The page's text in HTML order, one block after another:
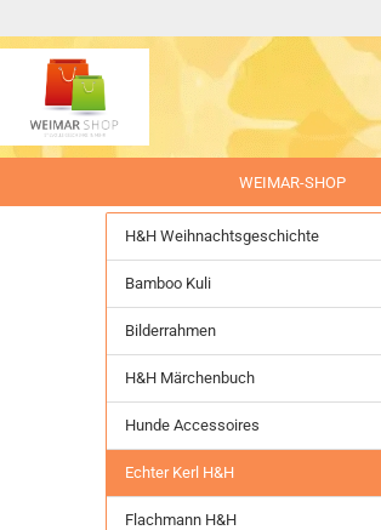
WEIMAR-SHOP
H&H Weihnachtsgeschichte
Bamboo Kuli
Bilderrahmen
H&H Märchenbuch
Hunde Accessoires
Echter Kerl H&H
Flachmann H&H